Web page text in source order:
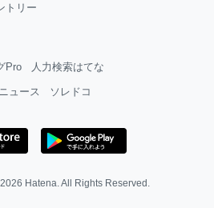
トリー
Pro 人力検索はてな
ュース ソレドコ
Hatena. All Rights Reserved.